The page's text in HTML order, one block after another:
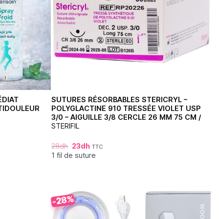
SUTURES RÉSORBABLES STERICRYL –
POLYGLACTINE 910 TRESSÉE VIOLET USP
3/0 – AIGUILLE 3/8 CERCLE 26 MM 75 CM /
STERIFIL
28dh 23dh TTC
1 fil de suture
-28%